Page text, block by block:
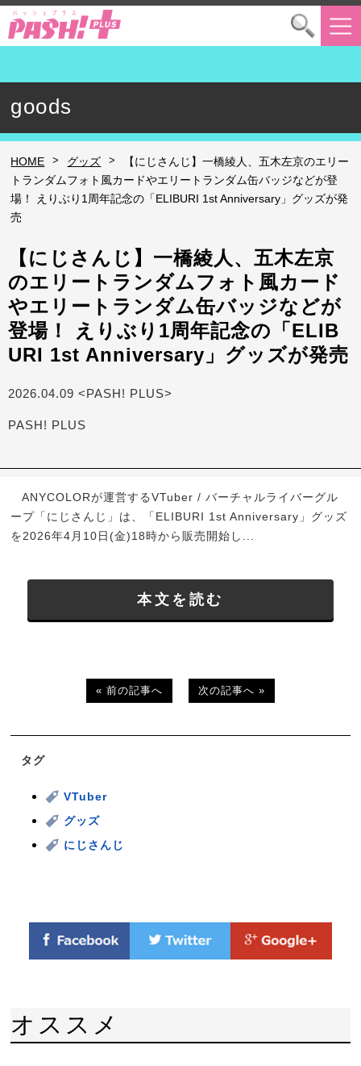
goods
HOME > グッズ >
【にじさんじ】一橋綾人、五木左京のエリー
トランダムフォト風カードやエリートランダム缶バッジなどが登
場！ えりぶり1周年記念の「ELIBURI 1st Anniversary」グッズが発
売
【にじさんじ】一橋綾人、五木左京
のエリートランダムフォト風カード
やエリートランダム缶バッジなどが
登場！ えりぶり1周年記念の「ELIB
URI 1st Anniversary」グッズが発売
2026.04.09 <PASH! PLUS>
PASH! PLUS
ANYCOLORが運営するVTuber / バーチャルライバーグル
ープ「にじさんじ」は、「ELIBURI 1st Anniversary」グッズ
を2026年4月10日(金)18時から販売開始し...
本文を読む
« 前の記事へ 次の記事へ »
タグ
VTuber
グッズ
にじさんじ
オススメ